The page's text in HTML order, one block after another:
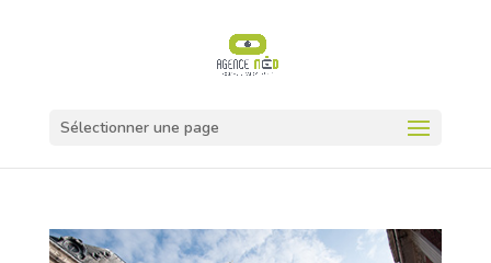
Sélectionner une page